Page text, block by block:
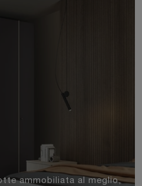
ammobiliata al meglio,